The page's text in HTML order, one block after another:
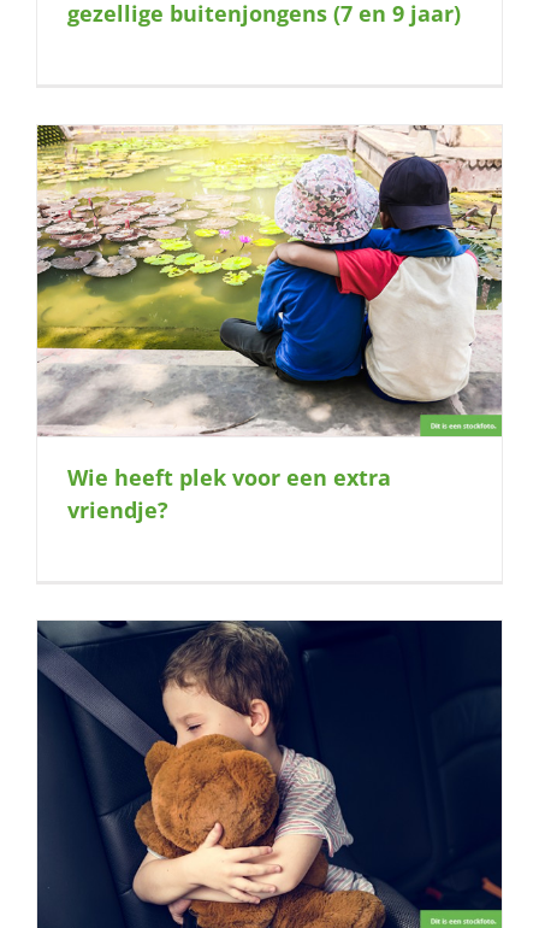
gezellige buitenjongens (7 en 9 jaar)
Wie heeft plek voor een extra
vriendje?